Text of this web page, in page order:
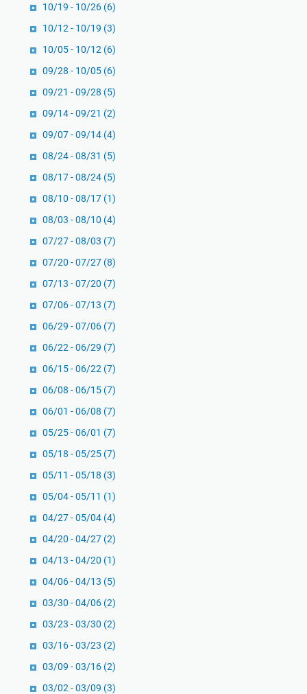
10/19 - 10/26 (6)
10/12 - 10/19 (3)
10/05 - 10/12 (6)
09/28 - 10/05 (6)
09/21 - 09/28 (5)
09/14 - 09/21 (2)
09/07 - 09/14 (4)
08/24 - 08/31 (5)
08/17 - 08/24 (5)
08/10 - 08/17 (1)
08/03 - 08/10 (4)
07/27 - 08/03 (7)
07/20 - 07/27 (8)
07/13 - 07/20 (7)
07/06 - 07/13 (7)
06/29 - 07/06 (7)
06/22 - 06/29 (7)
06/15 - 06/22 (7)
06/08 - 06/15 (7)
06/01 - 06/08 (7)
05/25 - 06/01 (7)
05/18 - 05/25 (7)
05/11 - 05/18 (3)
05/04 - 05/11 (1)
04/27 - 05/04 (4)
04/20 - 04/27 (2)
04/13 - 04/20 (1)
04/06 - 04/13 (5)
03/30 - 04/06 (2)
03/23 - 03/30 (2)
03/16 - 03/23 (2)
03/09 - 03/16 (2)
03/02 - 03/09 (3)